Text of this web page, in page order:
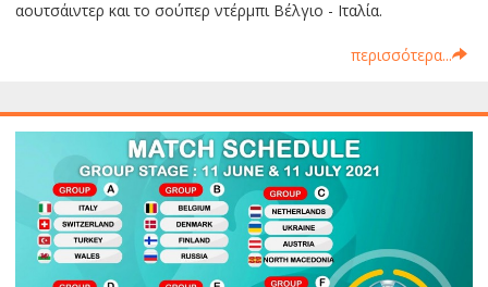
αουτσάιντερ και το σούπερ ντέρμπι Βέλγιο - Ιταλία.
περισσότερα...